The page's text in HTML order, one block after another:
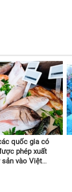
quốc gia có
phép xuất
sản vào Việt